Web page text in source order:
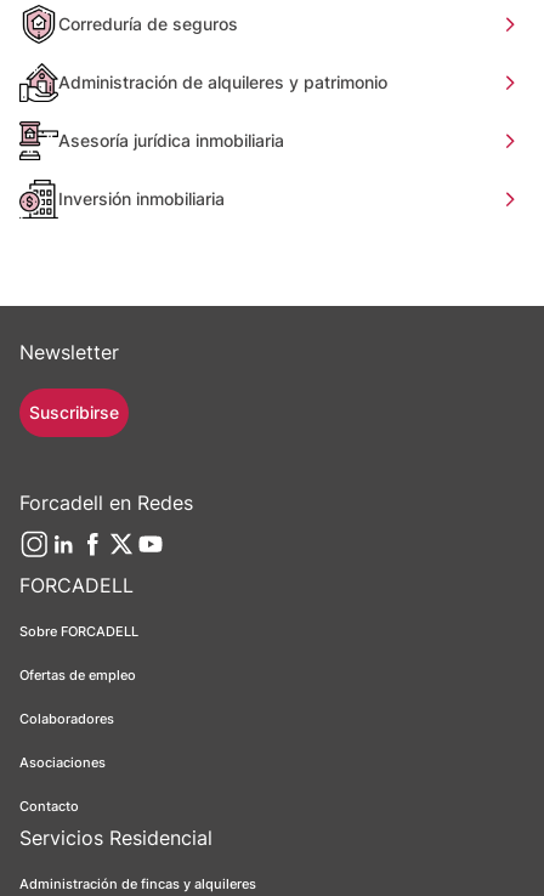
Correduría de seguros
Administración de alquileres y patrimonio
Asesoría jurídica inmobiliaria
Inversión inmobiliaria
FORCADELL
Sobre FORCADELL
Ofertas de empleo
Colaboradores
Asociaciones
Contacto
Servicios Residencial
Administración de fincas y alquileres
Newsletter
Suscribirse
Forcadell en Redes